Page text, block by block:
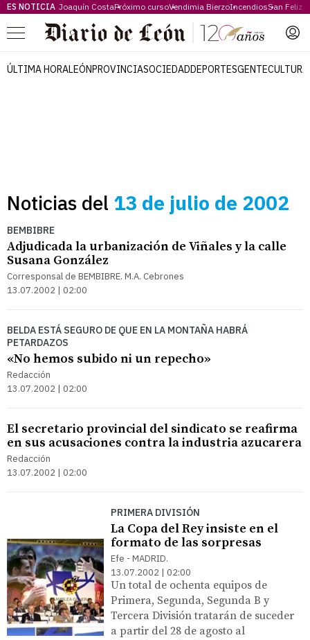
ES NOTICIA Joaquín CostaPróximo cursoVendimia BierzoIncendiosSan Feliz
Menú
ÚLTIMA HORALEÓNPROVINCIASOCIEDADDEPORTESGENTECULTURA
Noticias del 13 de julio de 2002
BEMBIBRE
Adjudicada la urbanización de Viñales y la calle
Susana González
Corresponsal de BEMBIBRE. M.A. Cebrones
13.07.2002 | 02:00
BELDA ESTÁ SEGURO DE QUE EN LA MONTAÑA HABRÁ
PETARDAZOS
«No hemos subido ni un repecho»
Redacción
13.07.2002 | 02:00
El secretario provincial del sindicato se reafirma
en sus acusaciones contra la industria azucarera
Redacción
13.07.2002 | 02:00
PRIMERA DIVISIÓN
La Copa del Rey insiste en el
formato de las sorpresas
Efe - MADRID.
13.07.2002 | 02:00
Un total de ochenta equipos de
Primera, Segunda, Segunda B y
Tercera División tratarán de suceder
a partir del 28 de agosto al